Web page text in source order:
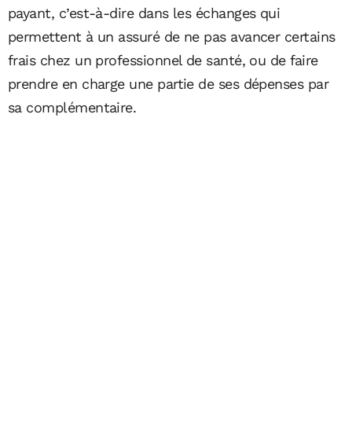
payant, c’est-à-dire dans les échanges qui
permettent à un assuré de ne pas avancer certains
frais chez un professionnel de santé, ou de faire
prendre en charge une partie de ses dépenses par
sa complémentaire.